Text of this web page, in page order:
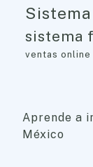
sistema
ventas online
Aprende a
México